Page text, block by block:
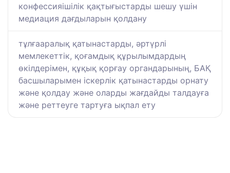
конфессияішілік қақтығыстарды шешу үшін
медиация дағдыларын қолдану
тұлғааралық қатынастарды, әртүрлі
мемлекеттік, қоғамдық құрылымдардың
өкілдерімен, құқық қорғау органдарының, БАҚ
басшыларымен іскерлік қатынастарды орнату
және қолдау және оларды жағдайды талдауға
және реттеуге тартуға ықпал ету